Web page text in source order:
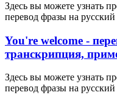
Здесь вы можете узнать
перевод фразы на
You're welcome -
транскрипция,
Здесь вы можете узнать
перевод фразы на